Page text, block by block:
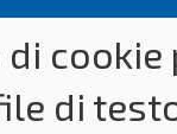
di